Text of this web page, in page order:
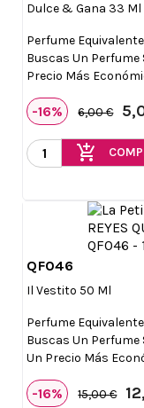
Dulce & Gana 33 Ml
Perfume
Buscas Un Perfume
Precio Más
-16% 6,00 €
add_shopping_cart
QF046
Il Vestito 50 Ml
Perfume
Buscas Un Perfume
Un Precio Más
-16% 15,00 €